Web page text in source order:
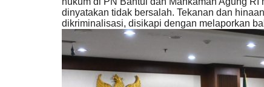
dinyatakan tidak bersalah. Tekanan dan
dikriminalisasi, disikapi dengan melaporkan